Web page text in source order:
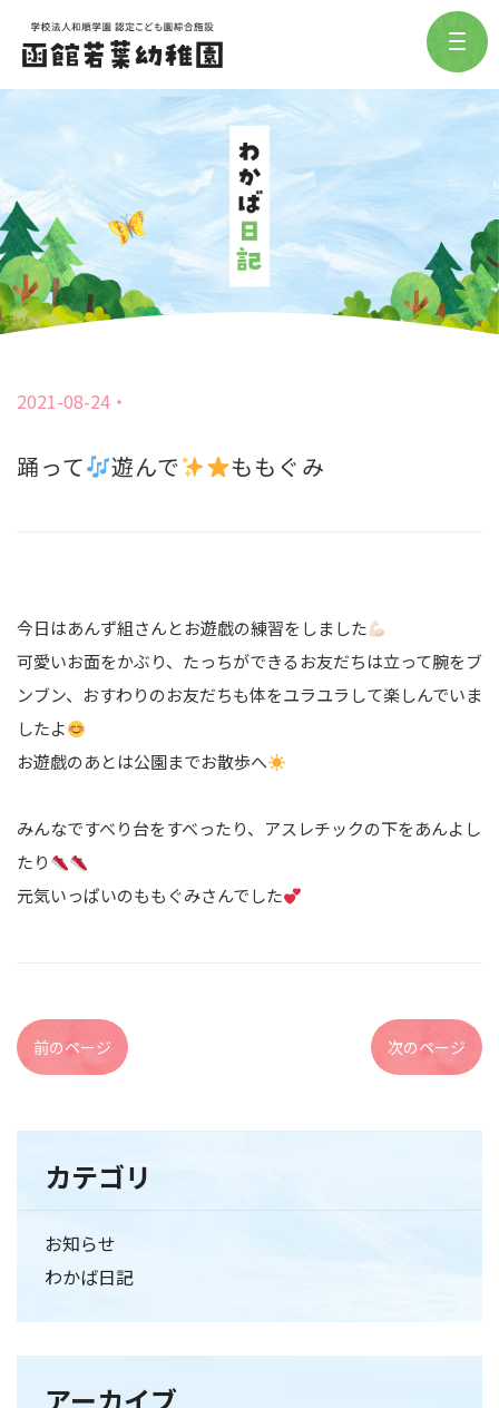
2021-08-24
踊って 遊んで ももぐみ
今日はあんず組さんとお遊戯の練習をしました
可愛いお面をかぶり、たっちができるお友だちは立って腕をブ
ンブン、おすわりのお友だちも体をユラユラして楽しんでいま
したよ
お遊戯のあとは公園までお散歩へ
みんなですべり台をすべったり、アスレチックの下をあんよし
たり
元気いっぱいのももぐみさんでした
前のページ 次のページ
カテゴリ
お知らせ
わかば日記
アーカイブ